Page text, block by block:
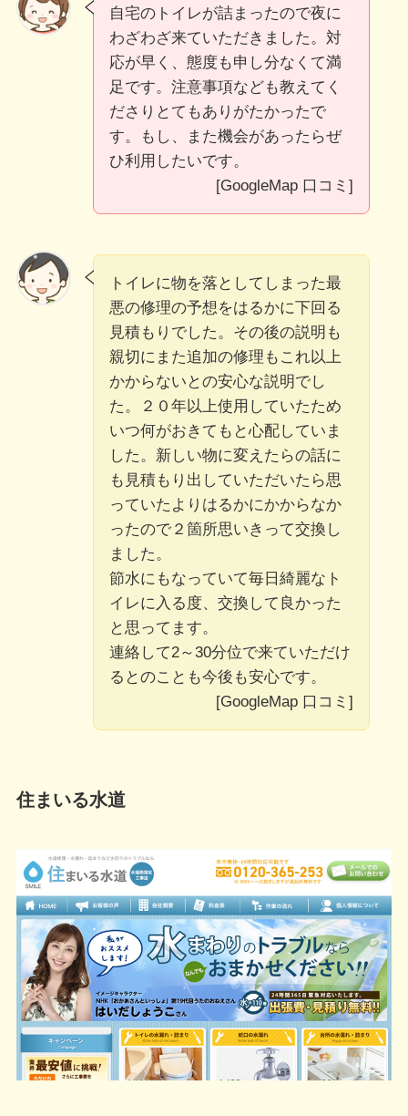
自宅のトイレが詰まったので夜に
わざわざ来ていただきました。対
応が早く、態度も申し分なくて満
足です。注意事項なども教えてく
ださりとてもありがたかったで
す。もし、また機会があったらぜ
ひ利用したいです。
[GoogleMap 口コミ]
トイレに物を落としてしまった最
悪の修理の予想をはるかに下回る
見積もりでした。その後の説明も
親切にまた追加の修理もこれ以上
かからないとの安心な説明でし
た。２０年以上使用していたため
いつ何がおきてもと心配していま
した。新しい物に変えたらの話に
も見積もり出していただいたら思
っていたよりはるかにかからなか
ったので２箇所思いきって交換し
ました。
節水にもなっていて毎日綺麗なト
イレに入る度、交換して良かった
と思ってます。
連絡して2～30分位で来ていただけ
るとのことも今後も安心です。
[GoogleMap 口コミ]
住まいる水道